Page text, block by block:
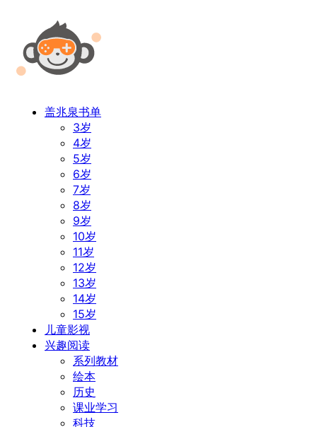
盖兆泉书单
3岁
4岁
5岁
6岁
7岁
8岁
9岁
10岁
11岁
12岁
13岁
14岁
15岁
儿童影视
兴趣阅读
系列教材
绘本
历史
课业学习
科技